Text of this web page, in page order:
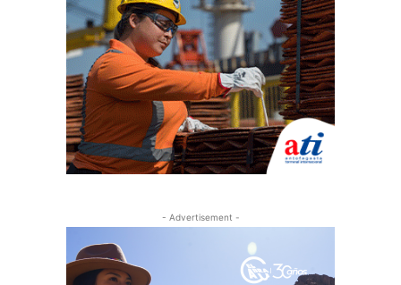
- Advertisement -